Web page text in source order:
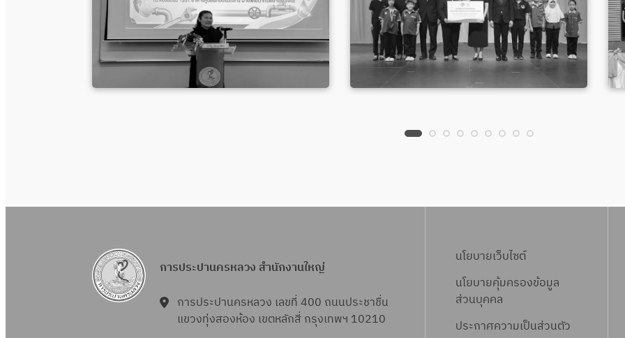
การประปานครหลวง สำนักงานใหญ่
การประปานครหลวง เลขที่ 400 ถนนประชาชื่น
แขวงทุ่งสองห้อง เขตหลักสี่ กรุงเทพฯ 10210
นโยบายเว็บไซต์
นโยบายคุ้มครองข้อมูล
ส่วนบุคคล
ประกาศความเป็นส่วนตัว